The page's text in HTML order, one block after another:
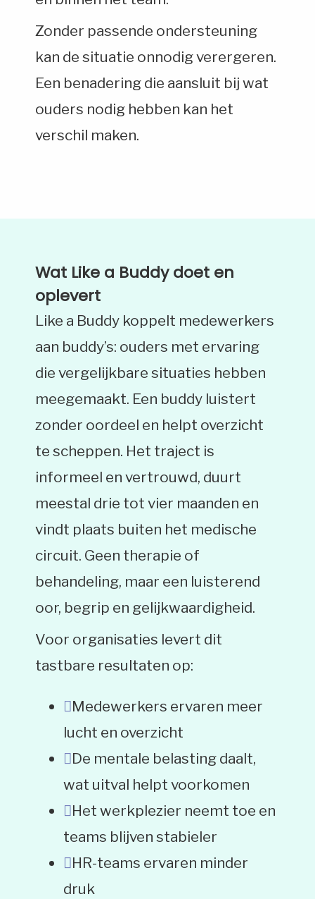
Zonder passende ondersteuning
kan de situatie onnodig verergeren.
Een benadering die aansluit bij wat
ouders nodig hebben kan het
verschil maken.
Wat Like a Buddy doet en
oplevert
Like a Buddy koppelt medewerkers
aan buddy’s: ouders met ervaring
die vergelijkbare situaties hebben
meegemaakt. Een buddy luistert
zonder oordeel en helpt overzicht
te scheppen. Het traject is
informeel en vertrouwd, duurt
meestal drie tot vier maanden en
vindt plaats buiten het medische
circuit. Geen therapie of
behandeling, maar een luisterend
oor, begrip en gelijkwaardigheid.
Voor organisaties levert dit
tastbare resultaten op:
Medewerkers ervaren meer
lucht en overzicht
De mentale belasting daalt,
wat uitval helpt voorkomen
Het werkplezier neemt toe en
teams blijven stabieler
HR-teams ervaren minder
druk